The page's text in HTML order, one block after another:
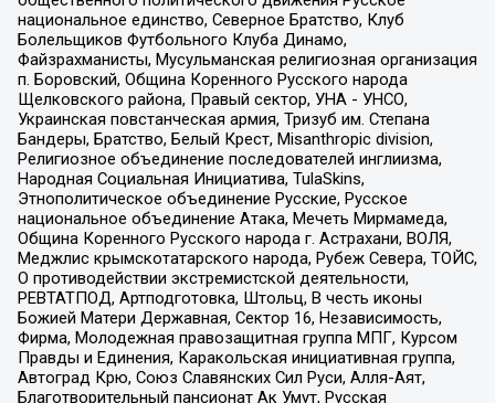
национальное единство, Северное Братство, Клуб
Болельщиков Футбольного Клуба Динамо,
Файзрахманисты, Мусульманская религиозная организация
п. Боровский, Община Коренного Русского народа
Щелковского района, Правый сектор, УНА - УНСО,
Украинская повстанческая армия, Тризуб им. Степана
Бандеры, Братство, Белый Крест, Misanthropic division,
Религиозное объединение последователей инглиизма,
Народная Социальная Инициатива, TulaSkins,
Этнополитическое объединение Русские, Русское
национальное объединение Атака, Мечеть Мирмамеда,
Община Коренного Русского народа г. Астрахани, ВОЛЯ,
Меджлис крымскотатарского народа, Рубеж Севера, ТОЙС,
О противодействии экстремистской деятельности,
РЕВТАТПОД, Артподготовка, Штольц, В честь иконы
Божией Матери Державная, Сектор 16, Независимость,
Фирма, Молодежная правозащитная группа МПГ, Курсом
Правды и Единения, Каракольская инициативная группа,
Автоград Крю, Союз Славянских Сил Руси, Алля-Аят,
Благотворительный пансионат Ак Умут, Русская